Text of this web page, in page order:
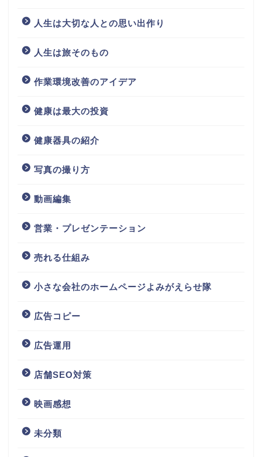
人生は大切な人との思い出作り
人生は旅そのもの
作業環境改善のアイデア
健康は最大の投資
健康器具の紹介
写真の撮り方
動画編集
営業・プレゼンテーション
売れる仕組み
小さな会社のホームページよみがえらせ隊
広告コピー
広告運用
店舗SEO対策
映画感想
未分類